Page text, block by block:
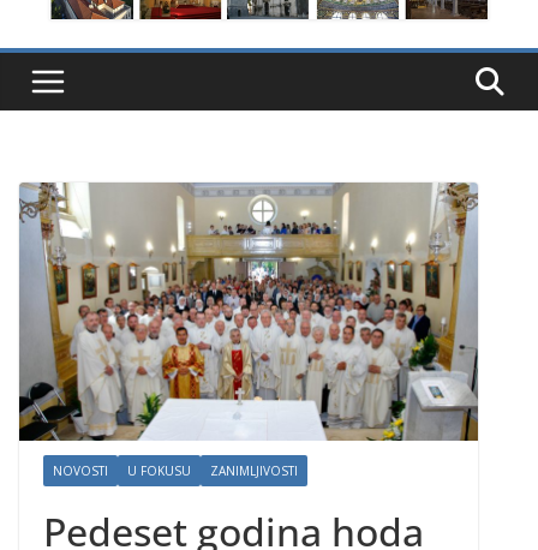
NOVOSTI U FOKUSU ZANIMLJIVOSTI
Pedeset godina hoda